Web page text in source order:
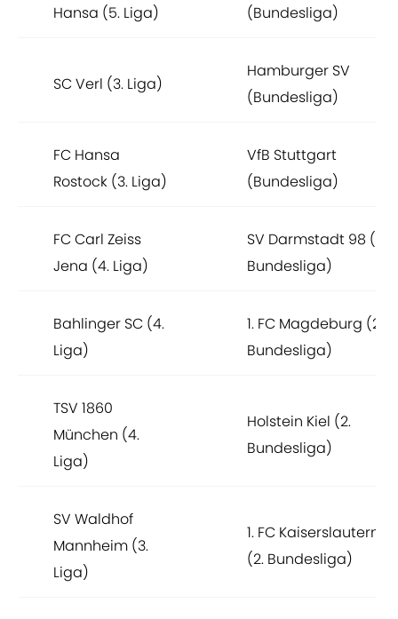
Hansa (5. Liga)
(Bundesliga)
SC Verl (3. Liga)
Hamburger SV
(Bundesliga)
FC Hansa
Rostock (3. Liga)
VfB Stuttgart
(Bundesliga)
FC Carl Zeiss
Jena (4. Liga)
SV Darmstadt 98 (2.
Bundesliga)
Bahlinger SC (4.
Liga)
1. FC Magdeburg (2.
Bundesliga)
TSV 1860
München (4.
Liga)
Holstein Kiel (2.
Bundesliga)
SV Waldhof
Mannheim (3.
Liga)
1. FC Kaiserslautern
(2. Bundesliga)